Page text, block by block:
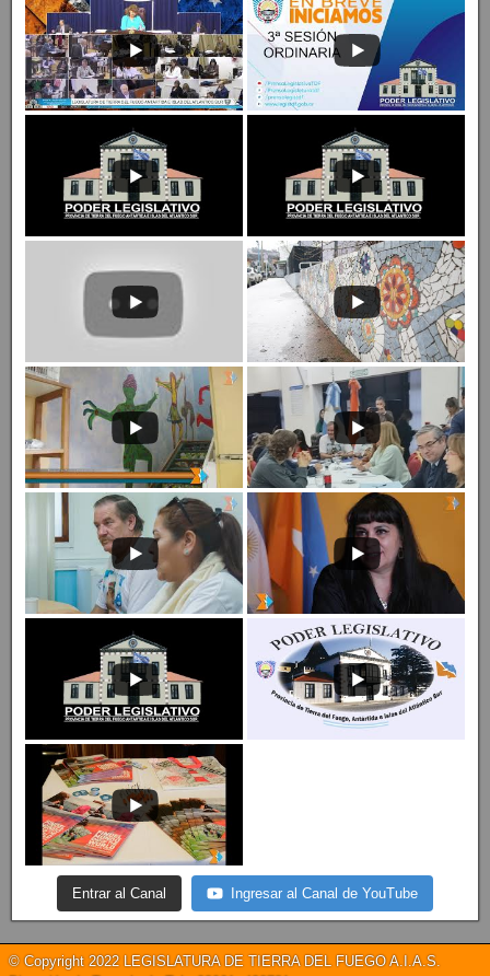
Entrar al Canal Ingresar al Canal de YouTube
© Copyright 2022 LEGISLATURA DE TIERRA DEL FUEGO A.I.A.S.